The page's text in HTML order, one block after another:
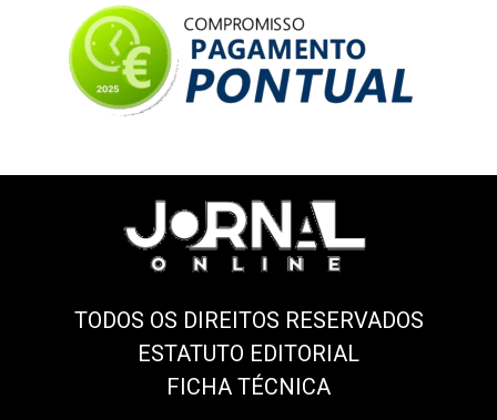
TODOS OS DIREITOS RESERVADOS
ESTATUTO EDITORIAL
FICHA TÉCNICA